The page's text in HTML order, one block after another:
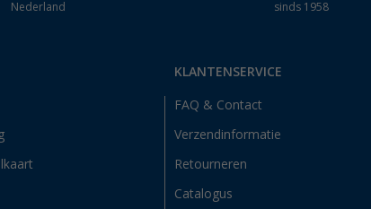
Nederland
sinds 1958
KLANTENSERVICE
FAQ & Contact
Verzendinformatie
Retourneren
Catalogus